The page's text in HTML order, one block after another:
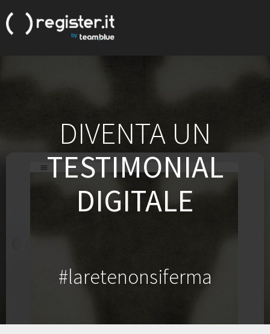
DIVENTA UN
TESTIMONIAL
DIGITALE
#laretenonsiferma